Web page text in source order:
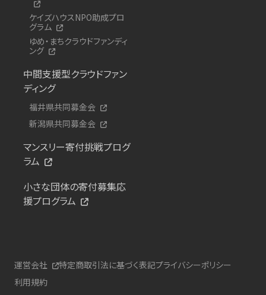
ケイズハウスNPO助成プロ
グラム
ゆめ・まちクラウドファンディ
ング
中間支援型クラウドファン
ディング
福井県共同募金会
新潟県共同募金会
マンスリー寄付挑戦プログ
ラム
小さな団体の寄付募集応
援プログラム
運営会社 特定商取引法に基づく表記プライバシーポリシー
利用規約